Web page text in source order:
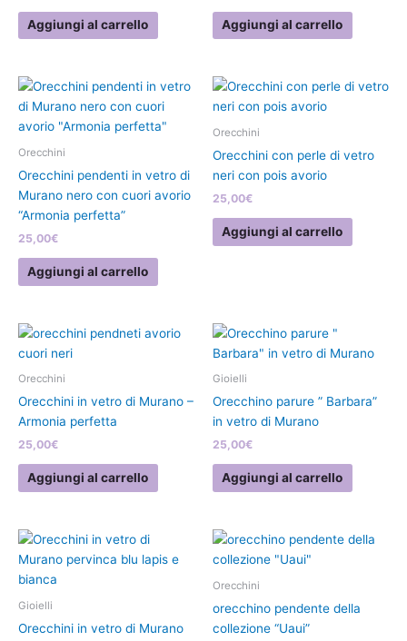
Aggiungi al carrello Aggiungi al carrello
Orecchini
Orecchini pendenti in vetro di
Murano nero con cuori avorio
“Armonia perfetta”
25,00€
Aggiungi al carrello
Orecchini
Orecchini con perle di vetro
neri con pois avorio
25,00€
Aggiungi al carrello
Orecchini
Orecchini in vetro di Murano –
Armonia perfetta
25,00€
Aggiungi al carrello
Gioielli
Orecchino parure ” Barbara”
in vetro di Murano
25,00€
Aggiungi al carrello
Gioielli
Orecchini in vetro di Murano
Orecchini
orecchino pendente della
collezione “Uaui”